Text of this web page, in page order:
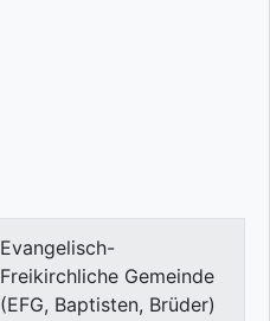
Evangelisch-
Freikirchliche Gemeinde
(EFG, Baptisten, Brüder)